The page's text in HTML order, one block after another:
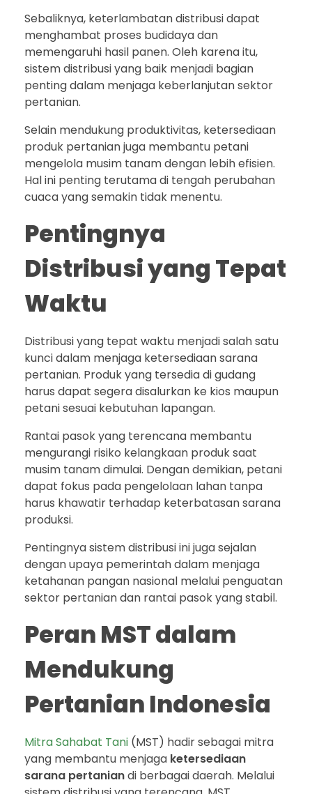
Sebaliknya, keterlambatan distribusi dapat
menghambat proses budidaya dan
memengaruhi hasil panen. Oleh karena itu,
sistem distribusi yang baik menjadi bagian
penting dalam menjaga keberlanjutan sektor
pertanian.
Selain mendukung produktivitas, ketersediaan
produk pertanian juga membantu petani
mengelola musim tanam dengan lebih efisien.
Hal ini penting terutama di tengah perubahan
cuaca yang semakin tidak menentu.
Pentingnya
Distribusi yang Tepat
Waktu
Distribusi yang tepat waktu menjadi salah satu
kunci dalam menjaga ketersediaan sarana
pertanian. Produk yang tersedia di gudang
harus dapat segera disalurkan ke kios maupun
petani sesuai kebutuhan lapangan.
Rantai pasok yang terencana membantu
mengurangi risiko kelangkaan produk saat
musim tanam dimulai. Dengan demikian, petani
dapat fokus pada pengelolaan lahan tanpa
harus khawatir terhadap keterbatasan sarana
produksi.
Pentingnya sistem distribusi ini juga sejalan
dengan upaya pemerintah dalam menjaga
ketahanan pangan nasional melalui penguatan
sektor pertanian dan rantai pasok yang stabil.
Peran MST dalam
Mendukung
Pertanian Indonesia
Mitra Sahabat Tani (MST) hadir sebagai mitra
yang membantu menjaga ketersediaan
sarana pertaniandi berbagai daerah. Melalui